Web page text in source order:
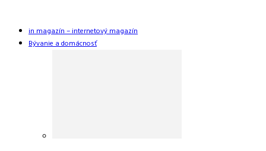
in magazín – internetový magazín
Bývanie a domácnosť